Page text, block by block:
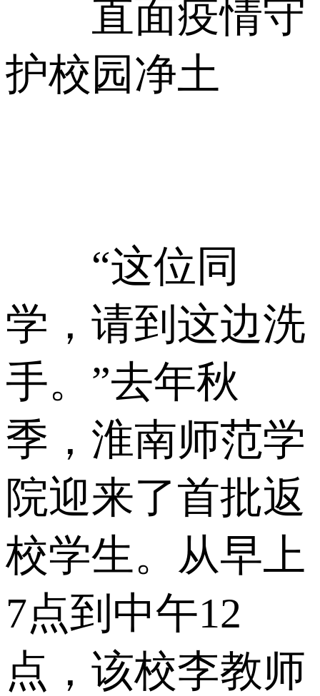
直面疫情守
护校园净土
“这位同
学，请到这边洗
手。”去年秋
季，淮南师范学
院迎来了首批返
校学生。从早上
7点到中午12
点，该校李教师